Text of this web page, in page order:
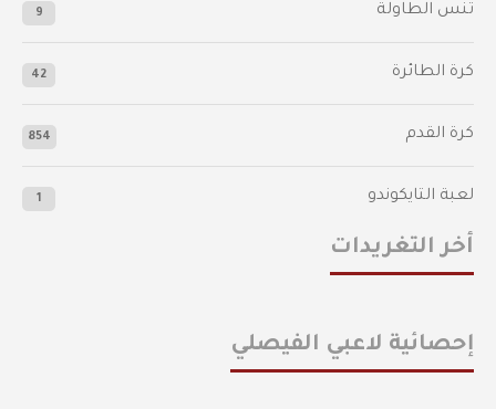
تنس الطاولة 9
كرة الطائرة 42
كرة القدم 854
لعبة التايكوندو 1
أخر التغريدات
إحصائية لاعبي الفيصلي